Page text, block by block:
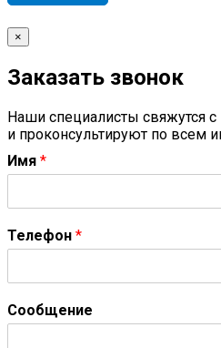
×
Заказать звонок
Наши специалисты свяжутся
и проконсультируют по всем
Имя *
Телефон *
Сообщение